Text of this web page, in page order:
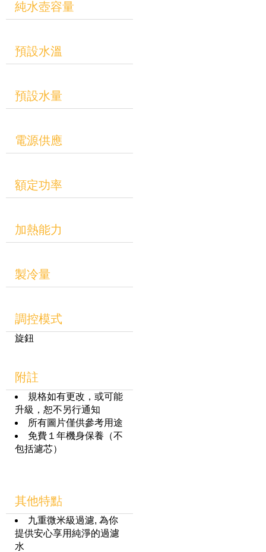
純水壺容量
預設水溫
預設水量
電源供應
額定功率
加熱能力
製冷量
調控模式
旋鈕
附註
規格如有更改，或可能
升級，恕不另行通知
所有圖片僅供參考用途
免費１年機身保養（不
包括濾芯）
其他特點
九重微米級過濾, 為你
提供安心享用純淨的過濾
水